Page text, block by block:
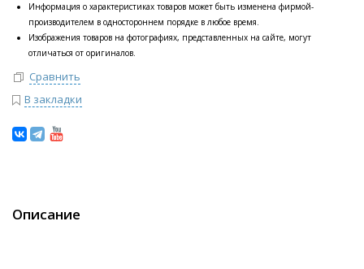
Информация о характеристиках товаров может быть изменена фирмой-
производителем в одностороннем порядке в любое время.
Изображения товаров на фотографиях, представленных на сайте, могут
отличаться от оригиналов.
Сравнить
В закладки
Описание